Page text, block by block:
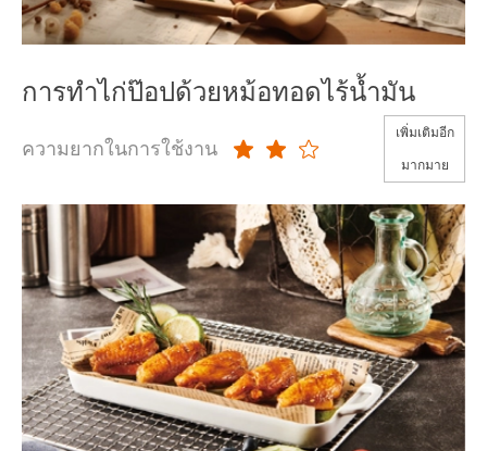
การทำไก่ป๊อปด้วยหม้อทอดไร้น้ำมัน
ความยากในการใช้งาน
เพิ่มเติมอีก
มากมาย